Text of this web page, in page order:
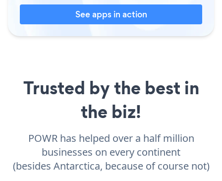
See apps in action
Trusted by the best in
the biz!
POWR has helped over a half million
businesses on every continent
(besides Antarctica, because of course not)